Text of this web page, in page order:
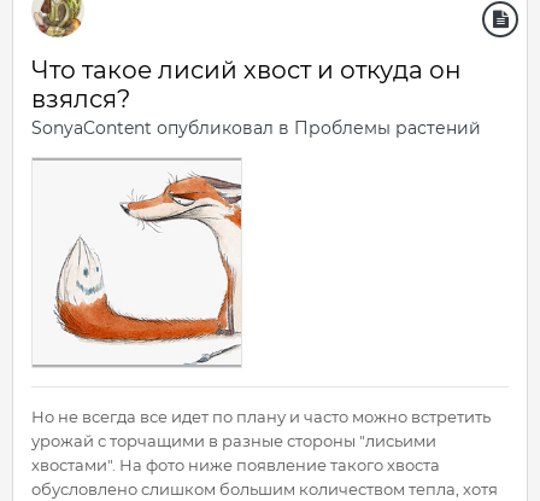
Что такое лисий хвост и откуда он
взялся?
SonyaContent опубликовал в Проблемы растений
Но не всегда все идет по плану и часто можно встретить
урожай с торчащими в разные стороны "лисьими
хвостами". На фото ниже появление такого хвоста
обусловлено слишком большим количеством тепла, хотя